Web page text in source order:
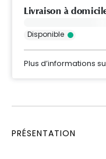
Livraison à
Disponible
Plus d’informations
PRÉSENTATION